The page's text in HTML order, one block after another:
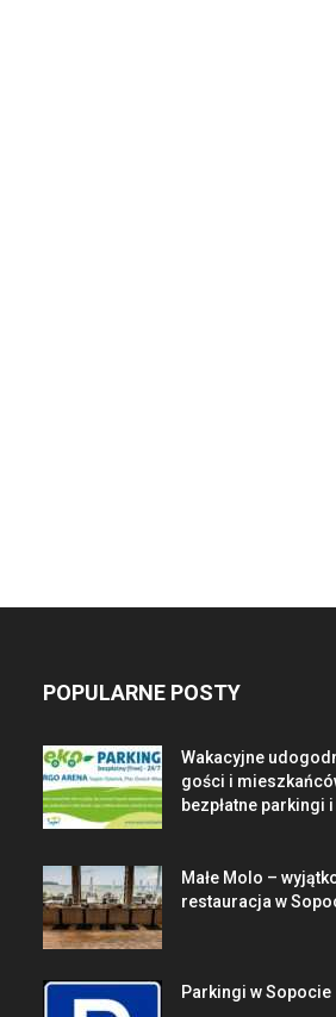
POPULARNE POSTY
Wakacyjne
gości i
bezpłatne parkingi
Małe Molo –
restauracja w
Parkingi w Sopocie